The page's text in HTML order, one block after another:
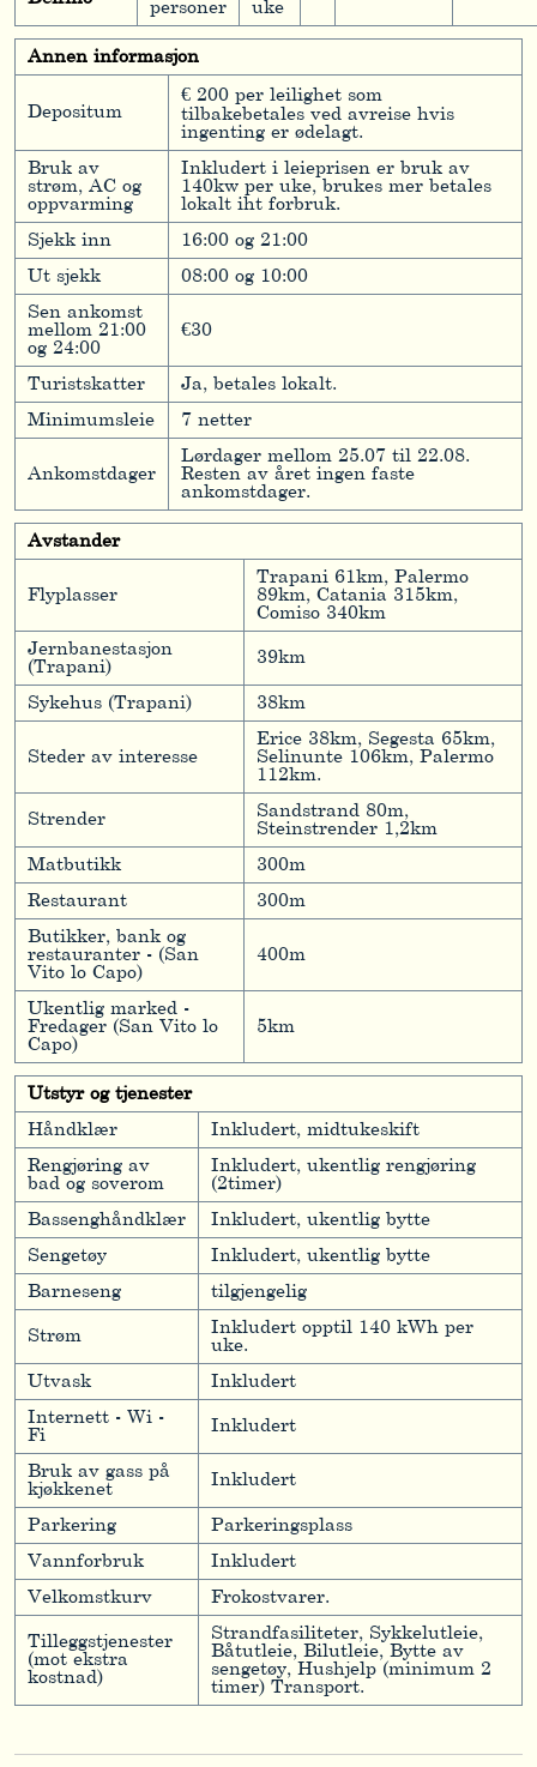
personer uke
Annen informasjon
Depositum
€ 200 per leilighet som
tilbakebetales ved avreise hvis
ingenting er ødelagt.
Bruk av
strøm, AC og
oppvarming
Inkludert i leieprisen er bruk av
140kw per uke, brukes mer betales
lokalt iht forbruk.
Sjekk inn
16:00 og 21:00
Ut sjekk
08:00 og 10:00
Sen ankomst
mellom 21:00
og 24:00
€30
Turistskatter
Ja, betales lokalt.
Minimumsleie
7 netter
Ankomstdager
Lørdager mellom 25.07 til 22.08.
Resten av året ingen faste
ankomstdager.
Avstander
Flyplasser
Trapani 61km, Palermo
89km, Catania 315km,
Comiso 340km
Jernbanestasjon
(Trapani)
39km
Sykehus (Trapani) 38km
Steder av interesse
Erice 38km, Segesta 65km,
Selinunte 106km, Palermo
112km.
Strender
Sandstrand 80m,
Steinstrender 1,2km
Matbutikk
300m
Restaurant
300m
Butikker, bank og
restauranter - (San
Vito lo Capo)
400m
Ukentlig marked -
Fredager (San Vito lo
Capo)
5km
Utstyr og tjenester
Håndklær
Inkludert, midtukeskift
Rengjøring av
bad og soverom
Inkludert, ukentlig rengjøring
(2timer)
Bassenghåndklær
Inkludert, ukentlig bytte
Sengetøy
Inkludert, ukentlig bytte
Barneseng
tilgjengelig
Strøm
Inkludert opptil 140 kWh per
uke.
Utvask
Inkludert
Internett - Wi -
Fi
Inkludert
Bruk av gass på
kjøkkenet
Inkludert
Parkering
Parkeringsplass
Vannforbruk
Inkludert
Velkomstkurv
Frokostvarer.
Tilleggstjenester
(mot ekstra
kostnad)
Strandfasiliteter, Sykkelutleie,
Båtutleie, Bilutleie, Bytte av
sengetøy, Hushjelp (minimum 2
timer) Transport.